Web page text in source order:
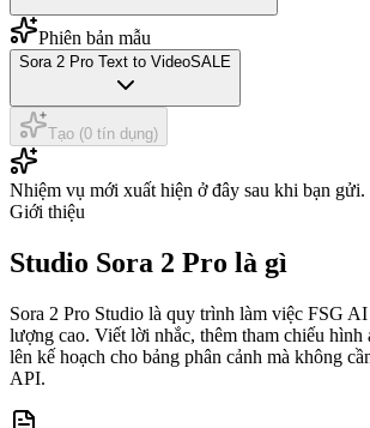
Phiên bản mẫu
Sora 2 Pro Text to VideoSALE
Tạo (0 tín dụng)
Nhiệm vụ mới xuất hiện ở đây sau khi bạn gửi.
Giới thiệu
Studio Sora 2 Pro là gì
Sora 2 Pro Studio là quy trình làm việc FSG
lượng cao. Viết lời nhắc, thêm tham chiếu hình
lên kế hoạch cho bảng phân cảnh mà không
API.